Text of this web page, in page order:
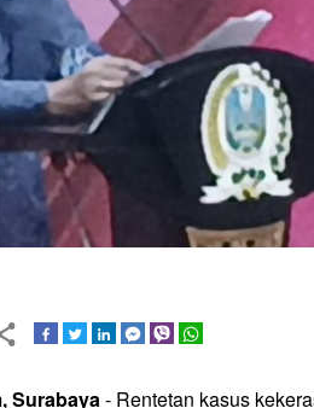
Surabaya- Rentetan kasus